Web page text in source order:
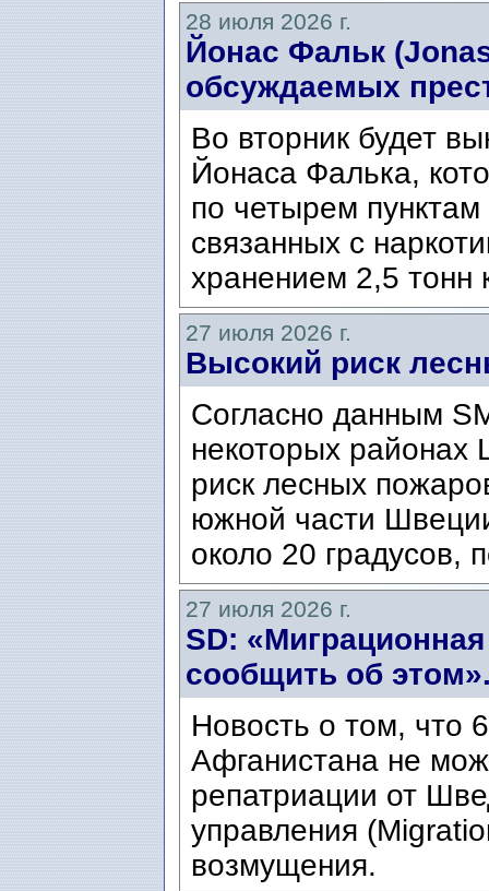
28 июля 2026 г.
Йонас Фальк
обсуждаемых
Во вторник будет
Йонаса Фалька,
по четырем
связанных с
хранением 2,5 тонн
27 июля 2026 г.
Высокий риск
Согласно данным
некоторых районах
риск лесных
южной части
около 20 градусов,
27 июля 2026 г.
SD:
сообщить об
Новость о том, что
Афганистана не
репатриации от
управления
возмущения.